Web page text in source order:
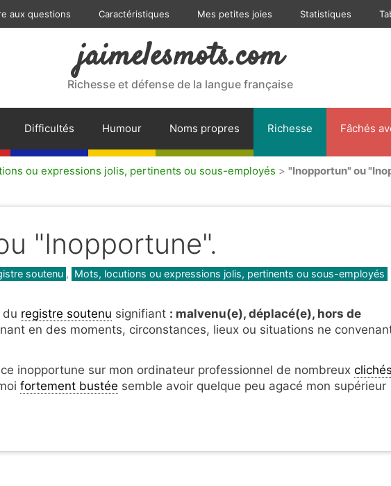
aux questions Caractéristiques Mes petites joies Statistiques
jaimelesmots.com
Richesse et défense de la langue française
Difficultés Humour Noms propres Richesse Fâchés
ou expressions jolis, pertinents ou sous-employés > "Inopportun" ou
"Inopportune".
soutenu , Mots, locutions ou expressions jolis, pertinents ou sous-employés
du registre soutenu signifiant : malvenu(e), déplacé(e), hors de
en des moments, circonstances, lieux ou situations ne
inopportune sur mon ordinateur professionnel de nombreux clichés
fortement bustée semble avoir quelque peu agacé mon supérieur